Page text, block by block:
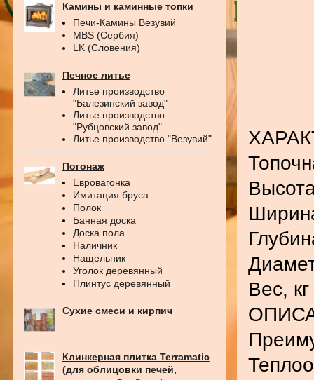
Камины и каминные топки
Печи-Камины Везувий
MBS (Сербия)
LK (Словения)
Печное литье
Литье производство
"Балезинский завод"
Литье производство
"Рубцовский завод"
Литье производство "Везувий"
Погонаж
Евровагонка
Имитация бруса
Полок
Банная доска
Доска пола
Наличник
Нащельник
Уголок деревянный
Плинтус деревянный
Сухие смеси и кирпич
Клинкерная плитка Terramatic
(для облицовки печей,
Вес,